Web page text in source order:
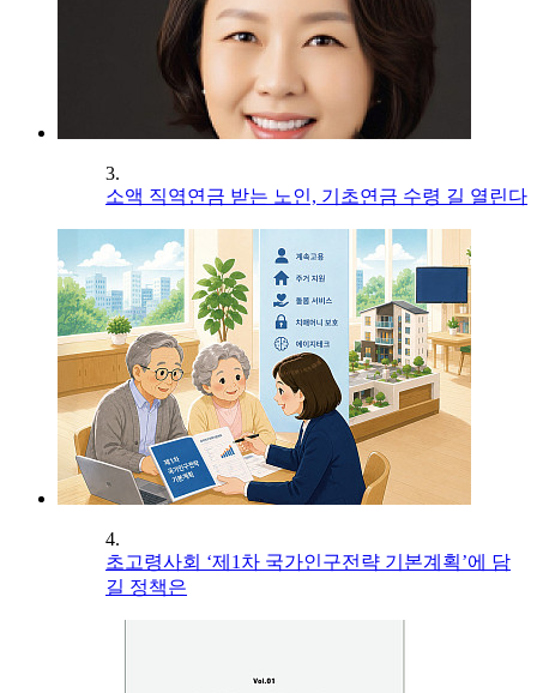
3.
소액 직역연금 받는 노인, 기초연금 수령 길 열린다
4.
초고령사회 ‘제1차 국가인구전략 기본계획’에 담
길 정책은